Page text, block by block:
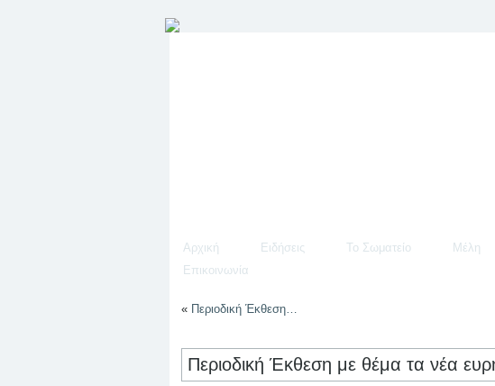
Αρχική Ειδήσεις Το Σωματείο Μέλη
Επικοινωνία
« Περιοδική Έκθεση…
Περιοδική Έκθεση με θέμα τα νέα